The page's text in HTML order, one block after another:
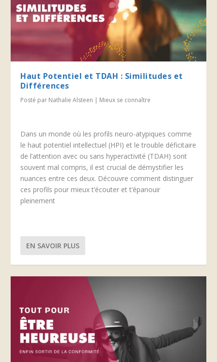
Haut Potentiel et TDAH : Similitudes et
Différences
Posté par Nathalie Alsteen | Mieux se connaître
Dans un monde où les profils neuro-atypiques comme
le haut potentiel intellectuel (HPI) et le trouble déficitaire
de l’attention avec ou sans hyperactivité (TDAH) sont
souvent mal compris, il est crucial de démystifier les
nuances entre ces deux. Découvre comment distinguer
ces profils pour mieux t’écouter et t’épanouir
pleinement
EN SAVOIR PLUS